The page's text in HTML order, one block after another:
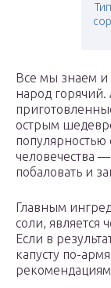
Все мы знаем и
народ горячий.
острым
человечества
побаловать и
Главным
соли, является
Если в
капусту по-